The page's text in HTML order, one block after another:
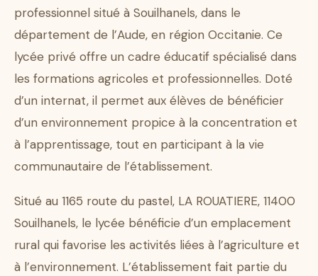
professionnel situé à Souilhanels, dans le
département de l’Aude, en région Occitanie. Ce
lycée privé offre un cadre éducatif spécialisé dans
les formations agricoles et professionnelles. Doté
d’un internat, il permet aux élèves de bénéficier
d’un environnement propice à la concentration et
à l’apprentissage, tout en participant à la vie
communautaire de l’établissement.
Situé au 1165 route du pastel, LA ROUATIERE, 11400
Souilhanels, le lycée bénéficie d’un emplacement
rural qui favorise les activités liées à l’agriculture et
à l’environnement. L’établissement fait partie du